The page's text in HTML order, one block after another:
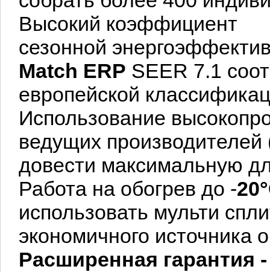
Высокий коэффициент
сезонной
Match ERP SEER 7.1
европейской
Использование
ведущих производителей
довести максимальную
Работа на обогрев до -
использовать мульти
экономичного источника
Расширенная гарантия